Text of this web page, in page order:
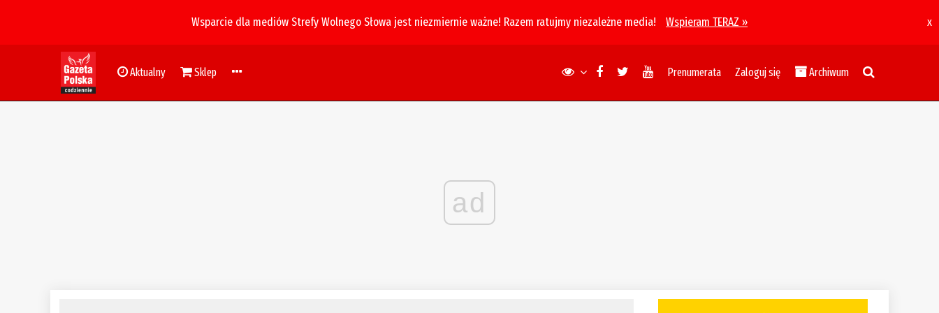
Wsparcie dla mediów Strefy Wolnego Słowa jest niezmiernie ważne! Razem ratujmy niezależne media! Wspieram TERAZ » x
Aktualny Sklep Prenumerata Zaloguj się Archiwum
ad